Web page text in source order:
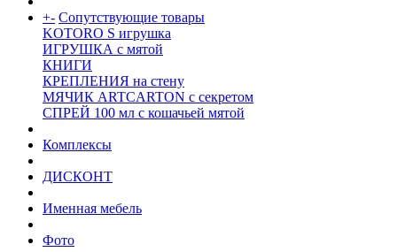
+- Сопутствующие товары
KOTORO S игрушка
ИГРУШКА с мятой
КНИГИ
КРЕПЛЕНИЯ на стену
МЯЧИК ARTCARTON с секретом
СПРЕЙ 100 мл с кошачьей мятой
Комплексы
ДИСКОНТ
Именная мебель
Фото